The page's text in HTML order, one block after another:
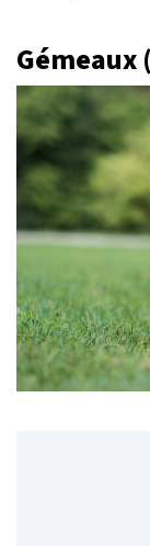
Gémeaux